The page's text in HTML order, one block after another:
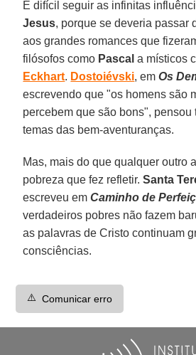
É difícil seguir as infinitas
Jesus, porque se deveria passar
aos grandes romances que
filósofos como Pascal a místicos
Eckhart. Dostoiévski, emOs
escrevendo que "os homens são
percebem que são bons", pensou
temas das bem-aventuranças.
Mas, mais do que qualquer outro
pobreza que fez refletir.Santa
escreveu emCaminho de
verdadeiros pobres não fazem
as palavras de Cristo continuam
consciências.
⚠️ Comunicar erro